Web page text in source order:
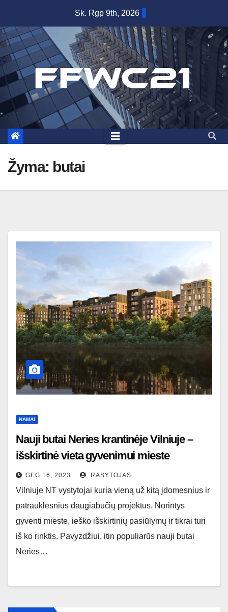
content
Sk. Rgp 9th, 2026
Žyma: butai
NAMAI
Nauji butai Neries krantinėje Vilniuje –
išskirtinė vieta gyvenimui mieste
GEG 16, 2023 RASYTOJAS
Vilniuje NT vystytojai kuria vieną už kitą įdomesnius ir
patrauklesnius daugiabučių projektus. Norintys
gyventi mieste, ieško išskirtinių pasiūlymų ir tikrai turi
iš ko rinktis. Pavyzdžiui, itin populiarūs nauji butai
Neries…